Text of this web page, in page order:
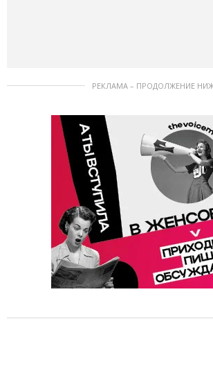
РЕКЛАМА – ПРОДОЛЖЕНИЕ